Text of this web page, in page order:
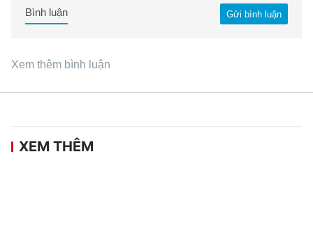
Gửi bình luận
Bình luận
Xem thêm bình luận
XEM THÊM